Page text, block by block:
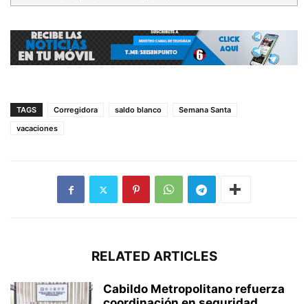
TAGS Corregidora saldo blanco
Semana Santa
vacaciones
RELATED ARTICLES
Cabildo Metropolitano refuerza